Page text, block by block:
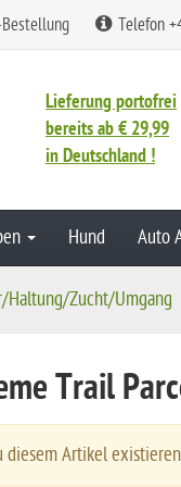
Telefon
Lieferung portofrei
bereits ab € 29,99
in Deutschland !
Hund Auto
Haltung/Zucht/Umgang
Trail
Artikel